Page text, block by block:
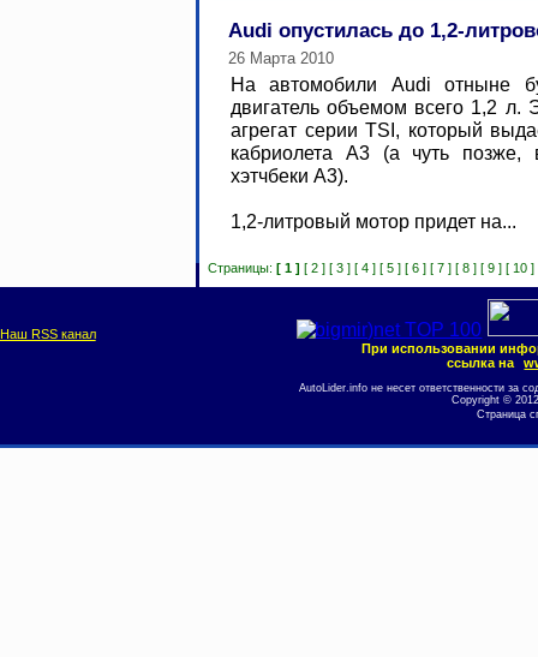
Audi опустилась до 1,2-
26 Марта 2010
На автомобили Audi отныне
двигатель объемом всего 1,2 л.
агрегат серии TSI, который
кабриолета A3 (а чуть
хэтчбеки А3).
1,2-литровый мотор придет на...
Страницы: [ 1 ] [ 2 ] [ 3 ] [ 4 ] [ 5 ] [ 6 ] [ 7 ] [ 8 ] [ 9 ] [ 10 ]
Наш RSS канал
При использовании
ссылка на
AutoLider.info не несет ответственности за
Copyright ©
Страница